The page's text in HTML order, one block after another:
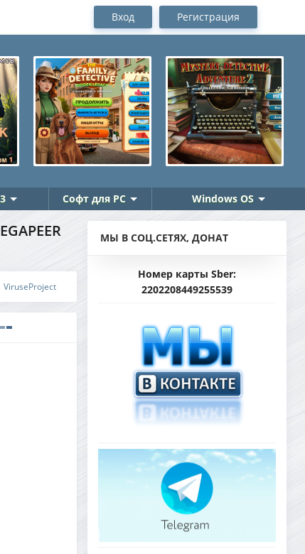
Вход Регистрация
Софт для PC Windows OS
МЫ В СОЦ.СЕТЯХ, ДОНАТ
Номер карты Sber:
2202208449255539